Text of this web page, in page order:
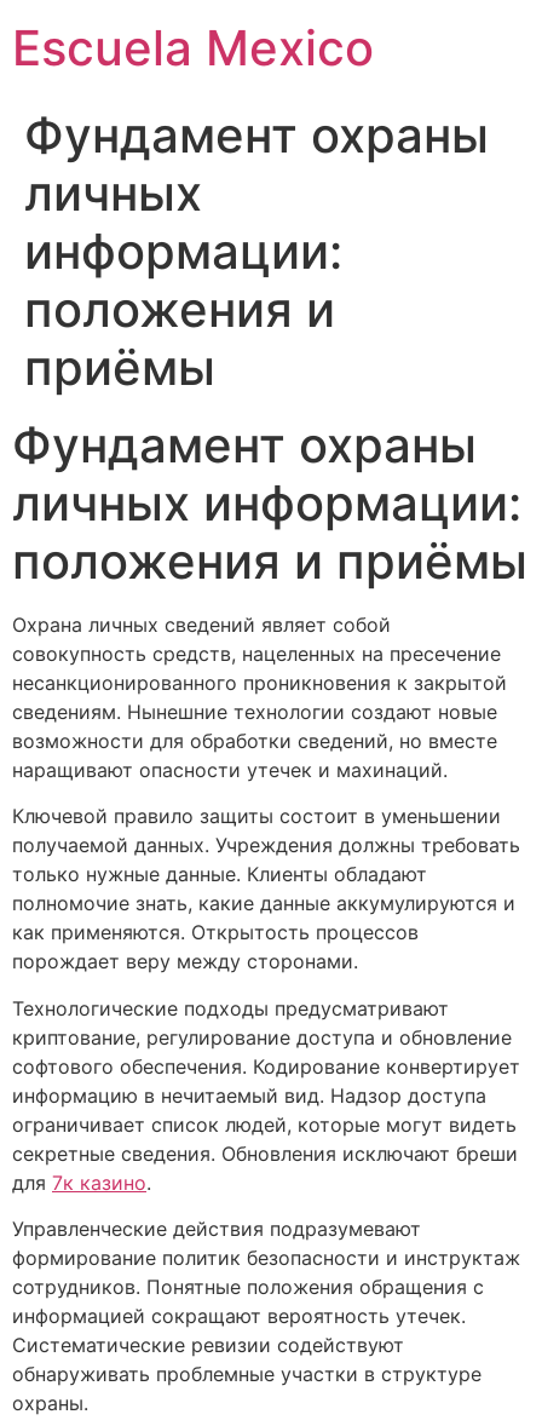
Escuela Mexico
Фундамент охраны
личных
информации:
положения и
приёмы
Фундамент охраны
личных информации:
положения и приёмы
Охрана личных сведений являет собой
совокупность средств, нацеленных на пресечение
несанкционированного проникновения к закрытой
сведениям. Нынешние технологии создают новые
возможности для обработки сведений, но вместе
наращивают опасности утечек и махинаций.
Ключевой правило защиты состоит в уменьшении
получаемой данных. Учреждения должны требовать
только нужные данные. Клиенты обладают
полномочие знать, какие данные аккумулируются и
как применяются. Открытость процессов
порождает веру между сторонами.
Технологические подходы предусматривают
криптование, регулирование доступа и обновление
софтового обеспечения. Кодирование конвертирует
информацию в нечитаемый вид. Надзор доступа
ограничивает список людей, которые могут видеть
секретные сведения. Обновления исключают бреши
для 7к казино.
Управленческие действия подразумевают
формирование политик безопасности и инструктаж
сотрудников. Понятные положения обращения с
информацией сокращают вероятность утечек.
Систематические ревизии содействуют
обнаруживать проблемные участки в структуре
охраны.